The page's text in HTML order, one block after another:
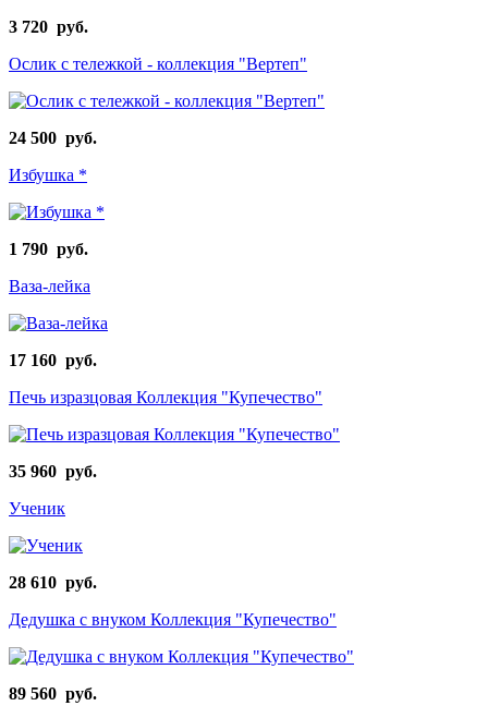
3 720 руб.
Ослик с тележкой - коллекция "Вертеп"
24 500 руб.
Избушка *
1 790 руб.
Ваза-лейка
17 160 руб.
Печь изразцовая Коллекция "Купечество"
35 960 руб.
Ученик
28 610 руб.
Дедушка с внуком Коллекция "Купечество"
89 560 руб.